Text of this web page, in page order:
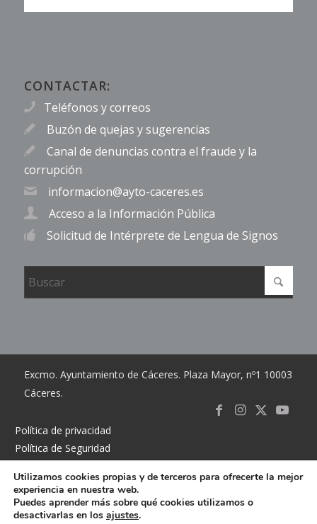
CONTACTAR:
Teléfonos y correos
Buzón de quejas y sugerencias
Canal de denuncias contra el fraude y la
corrupción
informacion@ayto-caceres.es
Acceso a la Información Pública
Solicitud de Intérprete de Lengua de Signos
Excmo. Ayuntamiento de Cáceres. Plaza Mayor, nº1 10003
Cáceres.
Política de privacidad
Política de Seguridad
Accesibilidad
Mapa del sitio
Contacto
Utilizamos cookies propias y de terceros para ofrecerte la mejor
experiencia en nuestra web.
Puedes aprender más sobre qué cookies utilizamos o
desactivarlas en los ajustes.